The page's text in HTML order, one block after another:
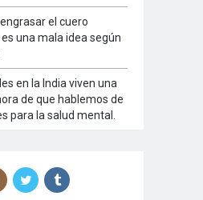
el cuero
una mala idea según
en la India viven una
de que hablemos de
para la salud mental.